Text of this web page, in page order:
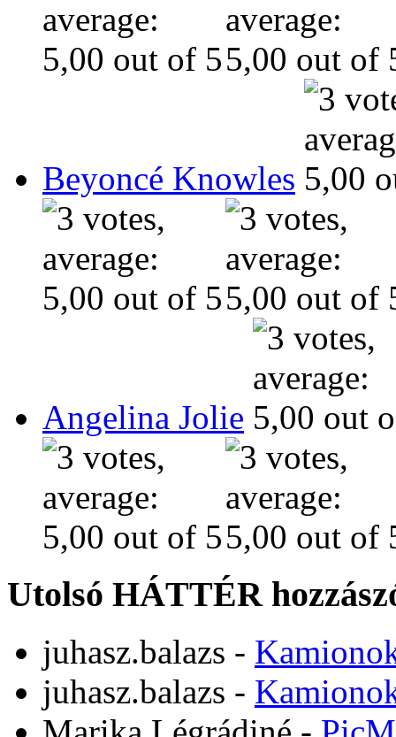
Beyoncé Knowles
Angelina Jolie
Utolsó HÁTTÉR
juhasz.balazs -
juhasz.balazs -